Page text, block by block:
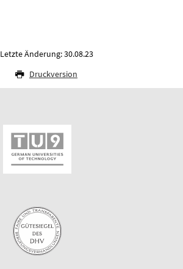
Letzte Änderung: 30.08.23
Druckversion